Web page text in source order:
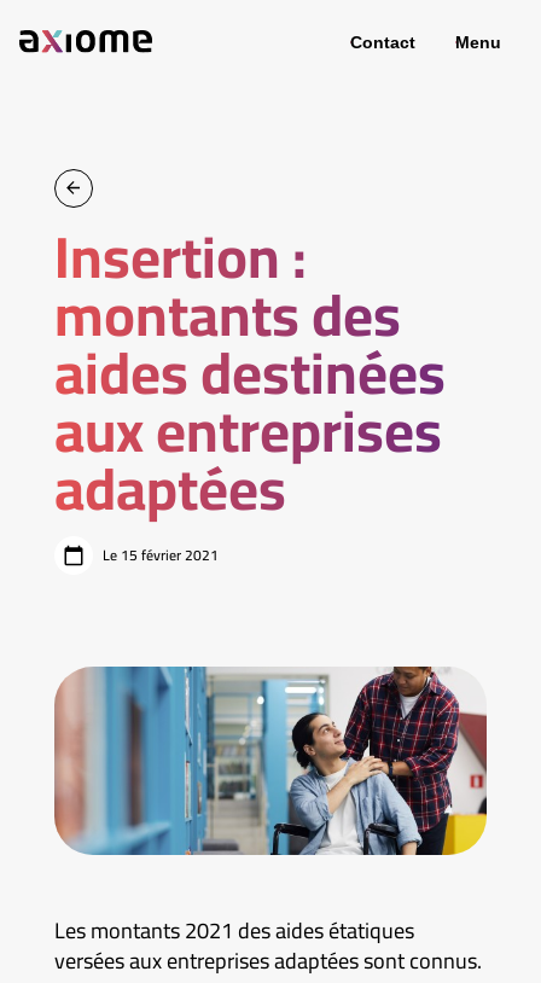
Contact Menu
Insertion :
montants des
aides destinées
aux entreprises
adaptées
Le 15 février 2021
Les montants 2021 des aides étatiques
versées aux entreprises adaptées sont connus.